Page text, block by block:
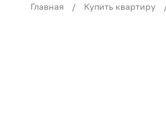
Главная / Купить квартиру